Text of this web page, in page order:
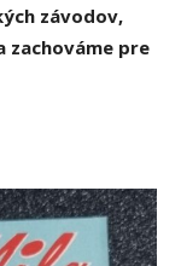
závodov,
zachováme pre